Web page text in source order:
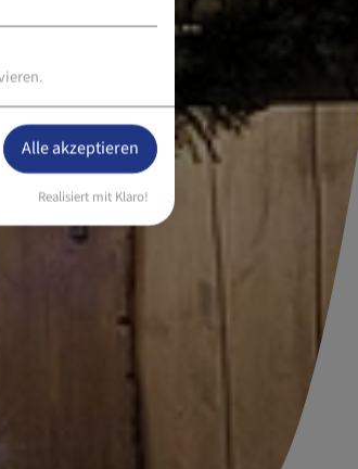
Alle akzeptieren
Realisiert mit Klaro!